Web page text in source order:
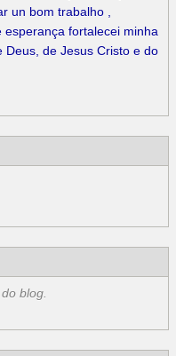
un bom trabalho ,
fortalecei minha
Deus, de Jesus Cristo e do
blog.